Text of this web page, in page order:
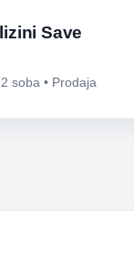
Save
soba • Prodaja